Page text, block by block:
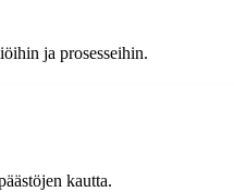
ja prosesseihin.
kautta.